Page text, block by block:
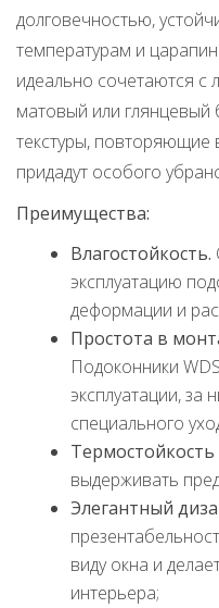
долговечностью,
температурам и
идеально сочетаются
матовый или глянцевый
текстуры, повторяющие
придадут особого
Преимущества:
Влагостойкость.
эксплуатацию
деформации и
Простота в
Подоконники
эксплуатации, за
специального
Термостойкость
выдерживать
Элегантный
виду окна и
интерьера;